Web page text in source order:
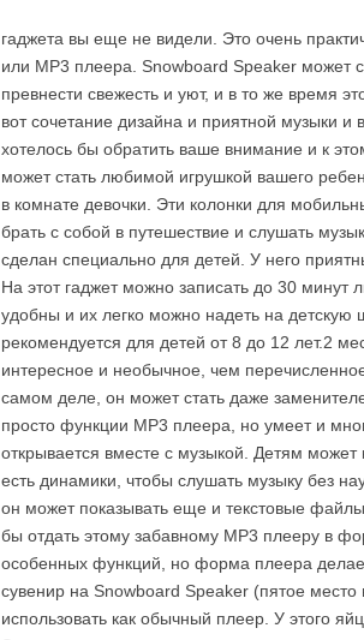
гаджета вы еще не видели. Это очень
или MP3 плеера. Snowboard Speaker может
превнести свежесть и уют, и в то же время
вот сочетание дизайна и приятной музыки
хотелось бы обратить ваше внимание и к
может стать любимой игрушкой вашего
в комнате девочки. Эти колонки для
брать с собой в путешествие и слушать
сделан специально для детей. У него
На этот гаджет можно записать до 30
удобны и их легко можно надеть на детскую
рекомендуется для детей от 8 до 12 лет.2
интересное и необычное, чем
самом деле, он может стать даже
просто функции MP3 плеера, но умеет и
открывается вместе с музыкой. Детям может
есть динамики, чтобы слушать музыку без
он может показывать еще и текстовые
бы отдать этому забавному MP3 плееру в
особенных функций, но форма плеера
сувенир на Snowboard Speaker (пятое место
использовать как обычный плеер. У этого